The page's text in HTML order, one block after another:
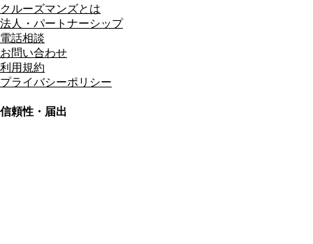
クルーズマンズとは
法人・パートナーシップ
電話相談
お問い合わせ
利用規約
プライバシーポリシー
信頼性・届出